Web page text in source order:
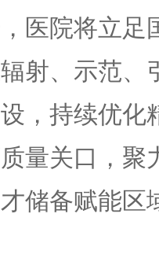
医院将立足
射、示范
，持续优化
量关口，
储备赋能区